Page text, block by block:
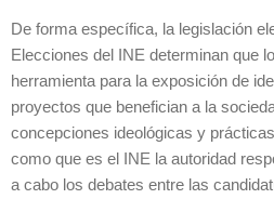
De forma específica, la legislación
Elecciones del INE determinan que
herramienta para la exposición de
proyectos que benefician a la
concepciones ideológicas y
como que es el INE la autoridad
a cabo los debates entre las